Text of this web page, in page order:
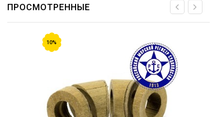
ПРОСМОТРЕННЫЕ
10%